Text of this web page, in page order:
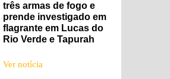
três armas de fogo e
prende investigado em
flagrante em Lucas do
Rio Verde e Tapurah
Ver notícia